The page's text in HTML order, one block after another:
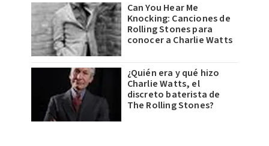
Can You Hear Me​
Knocking: Canciones de
Rolling Stones para
conocer a Charlie Watts
¿Quién era y qué hizo
Charlie Watts, el
discreto baterista de
The Rolling Stones?